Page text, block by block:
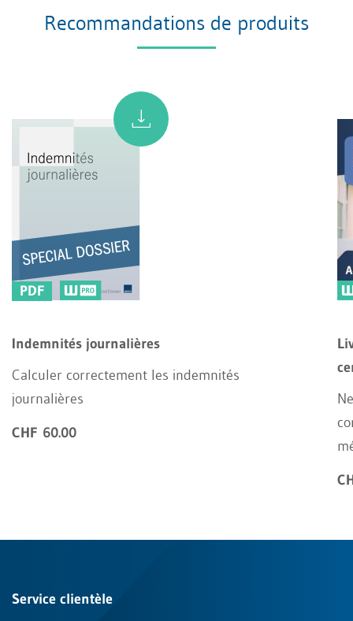
Recommandations de produits
PDF
Indemnités journalières
Calculer correctement les indemnités
journalières
CHF 60.00
Service clientèle